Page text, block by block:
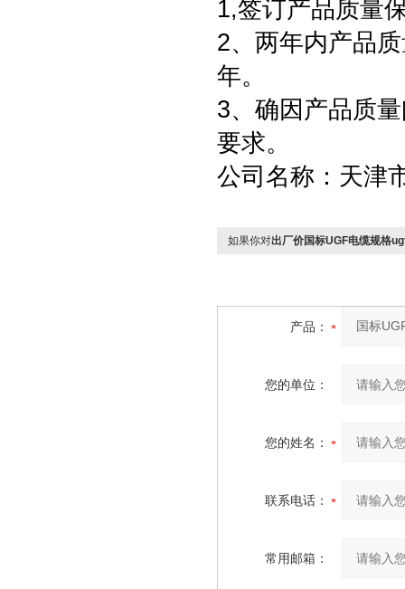
1,签订产品质量
2、两年内产品
年。
3、确因产品质
要求。
公司名称：天津
如果你对出厂价国标UGF电缆规格
产品：
您的单位：
您的姓名：
联系电话：
常用邮箱：